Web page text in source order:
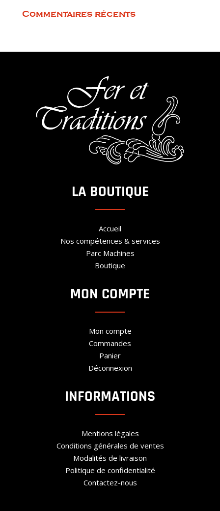
Commentaires récents
LA BOUTIQUE
Accueil
Nos compétences & services
Parc Machines
Boutique
MON COMPTE
Mon compte
Commandes
Panier
Déconnexion
INFORMATIONS
Mentions légales
Conditions générales de ventes
Modalités de livraison
Politique de confidentialité
Contactez-nous